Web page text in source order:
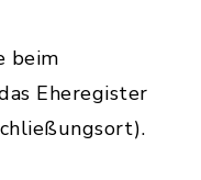
beim
Eheregister